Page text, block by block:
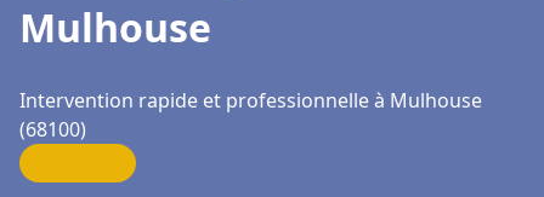
Mulhouse
Intervention rapide et professionnelle à Mulhouse
(68100)